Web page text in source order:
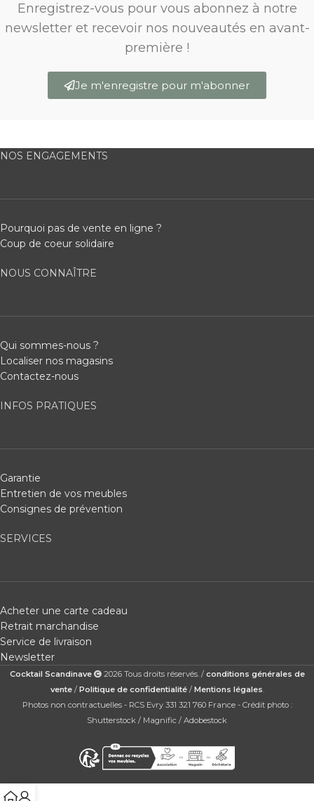
Enregistrez-vous pour vous abonnez à notre
newsletter et recevoir nos nouveautés en avant-
première !
Je m'enregistre pour m'abonner
NOS ENGAGEMENTS
Pourquoi pas de vente en ligne ?
Coup de coeur solidaire
NOUS CONNAÎTRE
Qui sommes-nous ?
Localiser nos magasins
Contactez-nous
INFOS PRATIQUES
Garantie
Entretien de vos meubles
Consignes de prévention
SERVICES
Acheter une carte cadeau
Retrait marchandise
Service de livraison
Newsletter
Cocktail Scandinave 2026 Tous droits réservés. / conditions générales de
vente/ Politique de confidentialité/ Mentions légales.
Photos non contractuelles - RCS Evry 331 321 760 France - Crédit photo :
Shutterstock / Magnific / Adobestock